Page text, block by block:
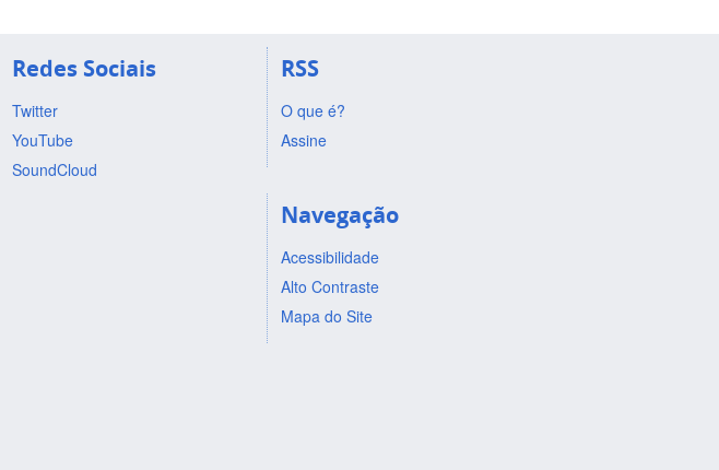
Redes Sociais
Twitter
YouTube
SoundCloud
RSS
O que é?
Assine
Navegação
Acessibilidade
Alto Contraste
Mapa do Site